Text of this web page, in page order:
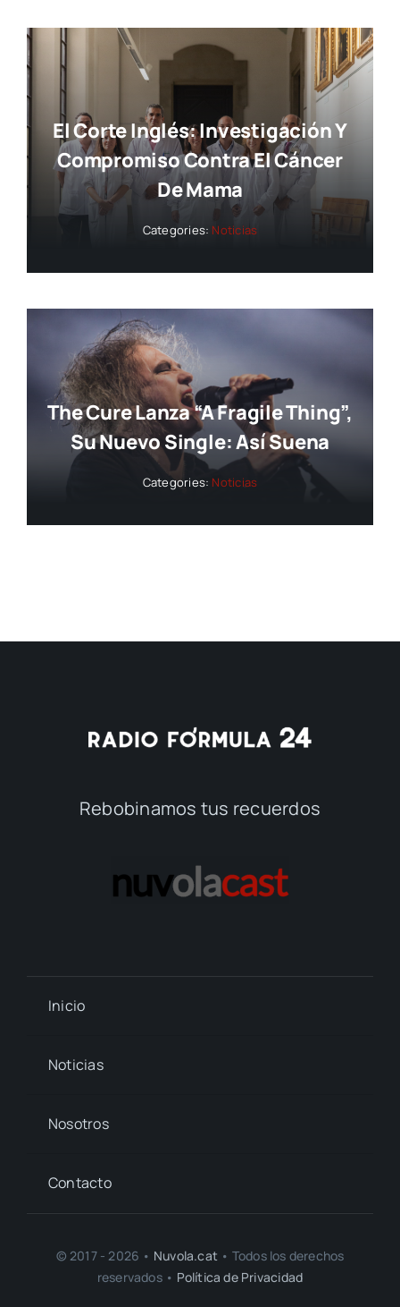
El Corte Inglés: Investigación Y
Compromiso Contra El Cáncer
De Mama
Categories: Noticias
The Cure Lanza “A Fragile Thing”,
Su Nuevo Single: Así Suena
Categories: Noticias
Rebobinamos tus recuerdos
Inicio
Noticias
Nosotros
Contacto
© 2017 - 2026 • Nuvola.cat • Todos los derechos
reservados • Política de Privacidad